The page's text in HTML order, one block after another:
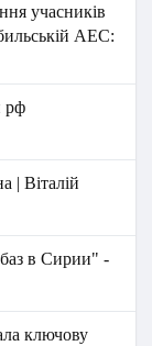
учасників
АЕС:
рф
| Віталій
в Сирии" -
ключову